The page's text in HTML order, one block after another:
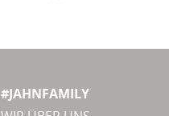
#JAHNFAMILY